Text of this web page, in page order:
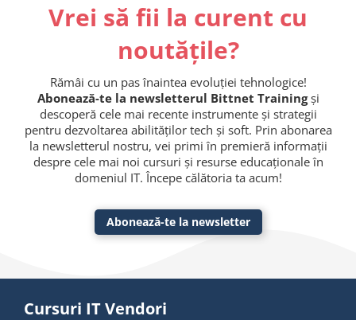
Vrei să fii la curent cu
noutățile?
Rămâi cu un pas înaintea evoluției tehnologice!
Abonează-te la newsletterul Bittnet Trainingși
descoperă cele mai recente instrumente și strategii
pentru dezvoltarea abilităților tech și soft. Prin abonarea
la newsletterul nostru, vei primi în premieră informații
despre cele mai noi cursuri și resurse educaționale în
domeniul IT. Începe călătoria ta acum!
Abonează-te la newsletter
Cursuri IT Vendori